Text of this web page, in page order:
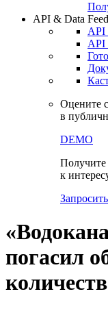
API & Data Feed
API
API
Оцените
в
DEMO
к
погасил